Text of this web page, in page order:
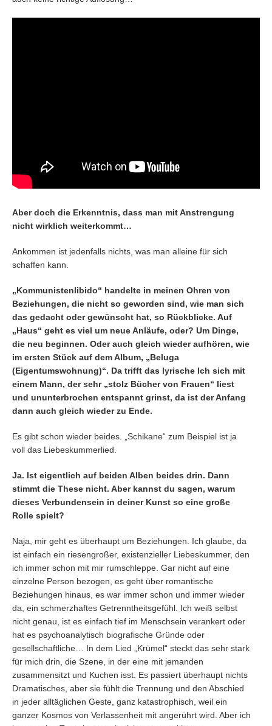
Aber doch die Erkenntnis, dass man mit Anstrengung
nicht wirklich weiterkommt…
Ankommen ist jedenfalls nichts, was man alleine für sich
schaffen kann.
„Kommunistenlibido“ handelte in meinen Ohren von
Beziehungen, die nicht so geworden sind, wie man sich
das gedacht oder gewünscht hat, so Rückblicke. Auf
„Haus“ geht es viel um neue Anläufe, oder? Um Dinge,
die neu beginnen. Oder auch gleich wieder aufhören, wie
im ersten Stück auf dem Album, „Beluga
(Eigentumswohnung)“. Da trifft das lyrische Ich sich mit
einem Mann, der sehr „stolz Bücher von Frauen“ liest
und ununterbrochen entspannt grinst, da ist der Anfang
dann auch gleich wieder zu Ende.
Es gibt schon wieder beides. „Schikane“ zum Beispiel ist ja
voll das Liebeskummerlied.
Ja. Ist eigentlich auf beiden Alben beides drin. Dann
stimmt die These nicht. Aber kannst du sagen, warum
dieses Verbundensein in deiner Kunst so eine große
Rolle spielt?
Naja, mir geht es überhaupt um Beziehungen. Ich glaube, da
ist einfach ein riesengroßer, existenzieller Liebeskummer, den
ich immer schon mit mir rumschleppe. Gar nicht auf eine
einzelne Person bezogen, es geht über romantische
Beziehungen hinaus, es war immer schon und immer wieder
da, ein schmerzhaftes Getrenntheitsgefühl. Ich weiß selbst
nicht genau, ist es einfach tief im Menschsein verankert oder
hat es psychoanalytisch biografische Gründe oder
gesellschaftliche… In dem Lied „Krümel“ steckt das sehr stark
für mich drin, die Szene, in der eine mit jemanden
zusammensitzt und Kuchen isst. Es passiert überhaupt nichts
Dramatisches, aber sie fühlt die Trennung und den Abschied
in jeder alltäglichen Geste, ganz katastrophisch, weil ein
ganzer Kosmos von Verlassenheit mit angerührt wird. Aber ich